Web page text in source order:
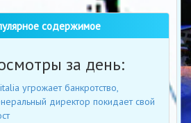
содержимое
за день:
угрожает банкротство,
директор покидает свой